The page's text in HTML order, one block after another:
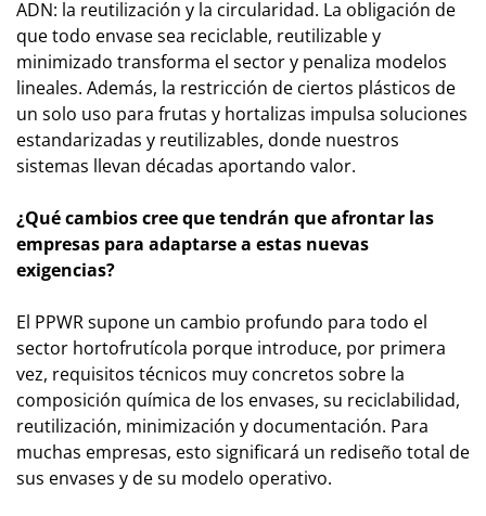
ADN: la reutilización y la circularidad. La obligación de
que todo envase sea reciclable, reutilizable y
minimizado transforma el sector y penaliza modelos
lineales. Además, la restricción de ciertos plásticos de
un solo uso para frutas y hortalizas impulsa soluciones
estandarizadas y reutilizables, donde nuestros
sistemas llevan décadas aportando valor.
¿Qué cambios cree que tendrán que afrontar las
empresas para adaptarse a estas nuevas
exigencias?
El PPWR supone un cambio profundo para todo el
sector hortofrutícola porque introduce, por primera
vez, requisitos técnicos muy concretos sobre la
composición química de los envases, su reciclabilidad,
reutilización, minimización y documentación. Para
muchas empresas, esto significará un rediseño total de
sus envases y de su modelo operativo.